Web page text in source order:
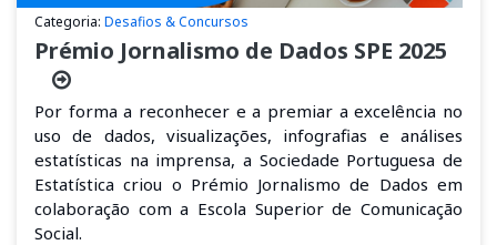
Categoria: Desafios & Concursos
Prémio Jornalismo de Dados SPE 2025
Por forma a reconhecer ea premiar a excelência no
uso de dados, visualizações, infografias e análises
estatísticas na imprensa, a Sociedade Portuguesa de
Estatística criou o Prémio Jornalismo de Dados em
colaboração com a Escola Superior de Comunicação
Social.